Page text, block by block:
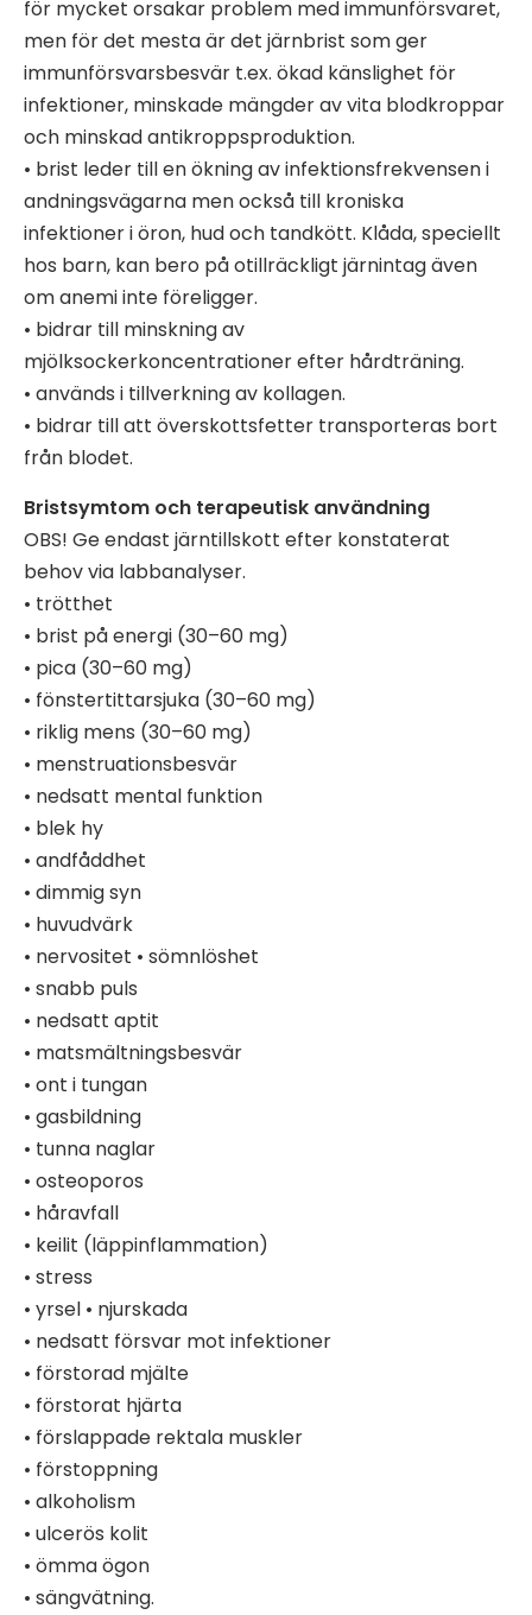
för mycket orsakar problem med immunförsvaret,
men för det mesta är det järnbrist som ger
immunförsvarsbesvär t.ex. ökad känslighet för
infektioner, minskade mängder av vita blodkroppar
och minskad antikroppsproduktion.
• brist leder till en ökning av infektionsfrekvensen i
andningsvägarna men också till kroniska
infektioner i öron, hud och tandkött. Klåda, speciellt
hos barn, kan bero på otillräckligt järnintag även
om anemi inte föreligger.
• bidrar till minskning av
mjölksockerkoncentrationer efter hårdträning.
• används i tillverkning av kollagen.
• bidrar till att överskottsfetter transporteras bort
från blodet.
Bristsymtom och terapeutisk användning
OBS! Ge endast järntillskott efter konstaterat
behov via labbanalyser.
• trötthet
• brist på energi (30–60 mg)
• pica (30–60 mg)
• fönstertittarsjuka (30–60 mg)
• riklig mens (30–60 mg)
• menstruationsbesvär
• nedsatt mental funktion
• blek hy
• andfåddhet
• dimmig syn
• huvudvärk
• nervositet • sömnlöshet
• snabb puls
• nedsatt aptit
• matsmältningsbesvär
• ont i tungan
• gasbildning
• tunna naglar
• osteoporos
• håravfall
• keilit (läppinflammation)
• stress
• yrsel • njurskada
• nedsatt försvar mot infektioner
• förstorad mjälte
• förstorat hjärta
• förslappade rektala muskler
• förstoppning
• alkoholism
• ulcerös kolit
• ömma ögon
• sängvätning.